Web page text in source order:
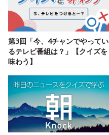
第3回「今、4チャンでやってい
るテレビ番組は？」【クイズを
味わう】